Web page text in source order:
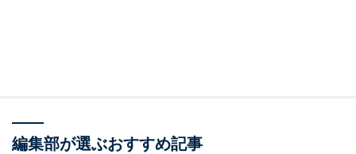
編集部が選ぶおすすめ記事